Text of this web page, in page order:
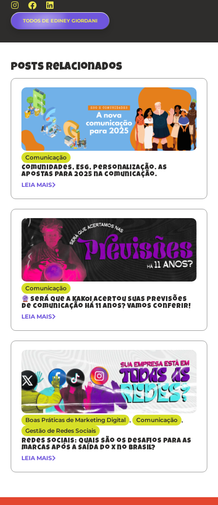
TODOS DE EDINEY GIORDANI
posts relacionados
Comunicação
Comunidades, ESG, Personalização. As
apostas para 2025 na comunicação.
LEIA MAIS
Comunicação
Será que a KAKOI acertou suas previsões
de comunicação há 11 anos? Vamos conferir!
LEIA MAIS
Boas Práticas de Marketing Digital , Comunicação ,
Gestão de Redes Sociais
Redes sociais: quais são os desafios para as
marcas após a saída do X no Brasil?
LEIA MAIS